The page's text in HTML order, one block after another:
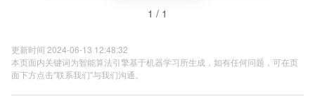
1 / 1
更新时间 2024-06-13 12:48:32
本页面内关键词为智能算法引擎基于机器学习所生成，如有任何问题，可在页
面下方点击"联系我们"与我们沟通。